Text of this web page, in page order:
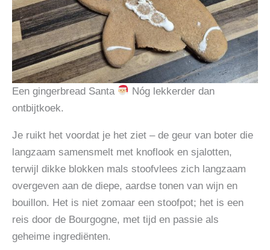
Een gingerbread Santa
Nóg lekkerder dan
ontbijtkoek.
Je ruikt het voordat je het ziet – de geur van boter die
langzaam samensmelt met knoflook en sjalotten,
terwijl dikke blokken mals stoofvlees zich langzaam
overgeven aan de diepe, aardse tonen van wijn en
bouillon. Het is niet zomaar een stoofpot; het is een
reis door de Bourgogne, met tijd en passie als
geheime ingrediënten.